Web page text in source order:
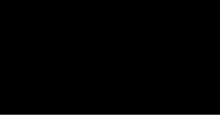
Menú